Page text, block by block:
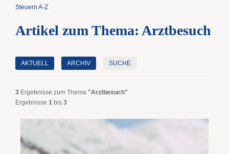
Steuern A-Z
Artikel zum Thema: Arztbesuch
AKTUELL ARCHIV SUCHE
3 Ergebnisse zum Thema "Arztbesuch"
Ergebnisse 1 bis 3